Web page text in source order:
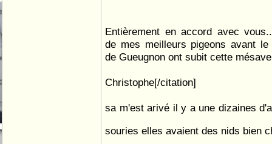
Entièrement en accord avec
de mes meilleurs pigeons avant le
de Gueugnon ont subit cette
Christophe[/citation]
sa m'est arivé il y a une dizaines
souries elles avaient des nids bien